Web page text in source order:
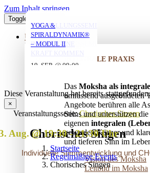
Zum Inhalt springen
Toggle Navigation
ÜBER UNS
INTEGRALE PRAXIS
Das Moksha als
umfassend ausgebildeten
Angebote berühren alle
Seins und unterstützen
eigenen integralen
gesunden Körper und
und tieferen Sinn im
Vision des Moksha
Leitbild im Moksha
Chorisches Singen
Startseite
Regelmäßige Events
Chorisches Singen
Diese Veranstaltung hat bereits stattgefunden.
×
Veranstaltungsserie:Chorisches Singen
Aug. @ 19:30-21:30
Individuelle Stimmentwicklung und
YOGA MIT DANIEL
10. AUG. @ 18:00
19:30
YOGA MIT DANIEL
10. AUG. @ 20:00
21:30
YOGA MIT DANIEL
11. AUG. @ 18:00
19:30
VERSTRICKUNGEN
LÖSEN – OFFENES
AUFSTELLUNGSSEMINAR
25. AUG. @ 17:00
AUFSTELLUNGSSEMINAR
– MIT DEM VATER
IN DIE EIGENE
KRAFT KOMMEN
17:30
YOGA &
SPIRALDYNAMIK®
– MODUL II
19. SEP. @ 09:00
20. SEP. @ 16:00